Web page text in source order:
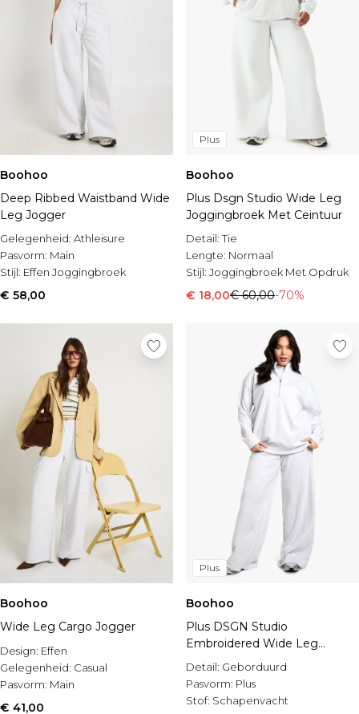
Boohoo
Deep Ribbed Waistband Wide
Leg Jogger
Gelegenheid: Athleisure
Pasvorm: Main
Stijl: Effen Joggingbroek
€ 58,00
Plus
Boohoo
Plus Dsgn Studio Wide Leg
Joggingbroek Met Ceintuur
Detail:Tie
Lengte: Normaal
Stijl: Joggingbroek Met Opdruk
€ 18,00€ 60,00-70%
Boohoo
Wide Leg Cargo Jogger
Design: Effen
Gelegenheid: Casual
Pasvorm: Main
€ 41,00
Plus
Boohoo
Plus DSGN Studio
Embroidered Wide Leg
Jogger
Detail: Geborduurd
Pasvorm: Plus
Stof: Schapenvacht